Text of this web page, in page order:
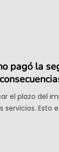
pagó la
el plazo del
Esto